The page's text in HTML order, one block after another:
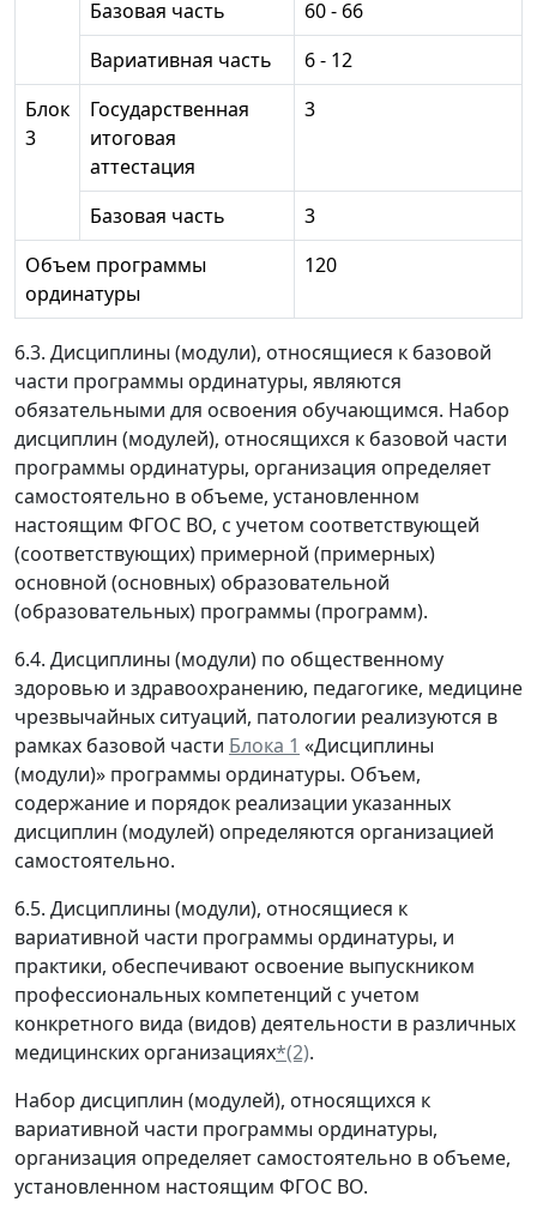
Базовая часть
60 - 66
Вариативная часть
6 - 12
Блок
3
Государственная
итоговая
аттестация
3
Базовая часть
3
Объем программы
ординатуры
120
6.3. Дисциплины (модули), относящиеся к базовой
части программы ординатуры, являются
обязательными для освоения обучающимся. Набор
дисциплин (модулей), относящихся к базовой части
программы ординатуры, организация определяет
самостоятельно в объеме, установленном
настоящим ФГОС ВО, с учетом соответствующей
(соответствующих) примерной (примерных)
основной (основных) образовательной
(образовательных) программы (программ).
6.4. Дисциплины (модули) по общественному
здоровью и здравоохранению, педагогике, медицине
чрезвычайных ситуаций, патологии реализуются в
рамках базовой части Блока 1 «Дисциплины
(модули)» программы ординатуры. Объем,
содержание и порядок реализации указанных
дисциплин (модулей) определяются организацией
самостоятельно.
6.5. Дисциплины (модули), относящиеся к
вариативной части программы ординатуры, и
практики, обеспечивают освоение выпускником
профессиональных компетенций с учетом
конкретного вида (видов) деятельности в различных
медицинских организациях*(2).
Набор дисциплин (модулей), относящихся к
вариативной части программы ординатуры,
организация определяет самостоятельно в объеме,
установленном настоящим ФГОС ВО.